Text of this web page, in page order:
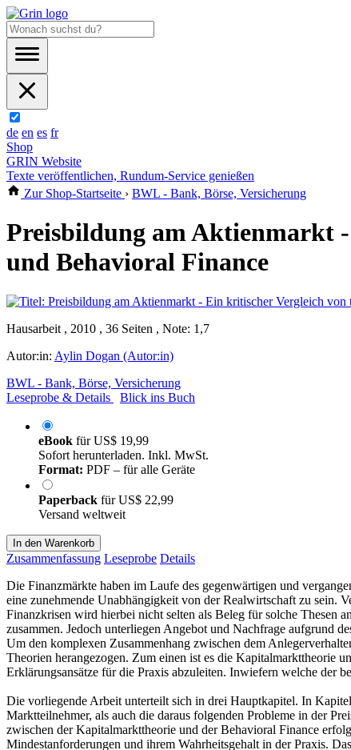
de en es fr
Shop
GRIN Website
Texte veröffentlichen, Rundum-Service genießen
Zur Shop-Startseite › BWL - Bank, Börse, Versicherung
Preisbildung am Aktienmarkt
und Behavioral Finance
Hausarbeit , 2010 , 36 Seiten , Note: 1,7
Autor:in: Aylin Dogan (Autor:in)
BWL - Bank, Börse, Versicherung
Leseprobe & Details
Blick ins Buch
eBook fürUS$ 19,99
Sofort herunterladen. Inkl. MwSt.
Format: PDF – für alle Geräte
Paperback fürUS$ 22,99
Versand weltweit
In den Warenkorb
Zusammenfassung Leseprobe Details
Die Finanzmärkte haben im Laufe des gegenwärtigen und
eine zunehmende Unabhängigkeit von der Realwirtschaft zu sein.
Finanzkrisen wird hierbei nicht selten als Beleg für solche Thesen
zusammen. Jedoch unterliegen Angebot und Nachfrage aufgrund
Um den komplexen Zusammenhang zwischen dem
Theorien herangezogen. Zum einen ist es die Kapitalmarkttheorie
Erklärungsansätze für die Praxis abzuleiten. Inwiefern welche der
Die vorliegende Arbeit unterteilt sich in drei Hauptkapitel. In
Marktteilnehmer, als auch die daraus folgenden Probleme in der
zwischen der Kapitalmarkttheorie und der Behavioral Finance
Mindestanforderungen und ihrem Wahrheitsgehalt in der Praxis.